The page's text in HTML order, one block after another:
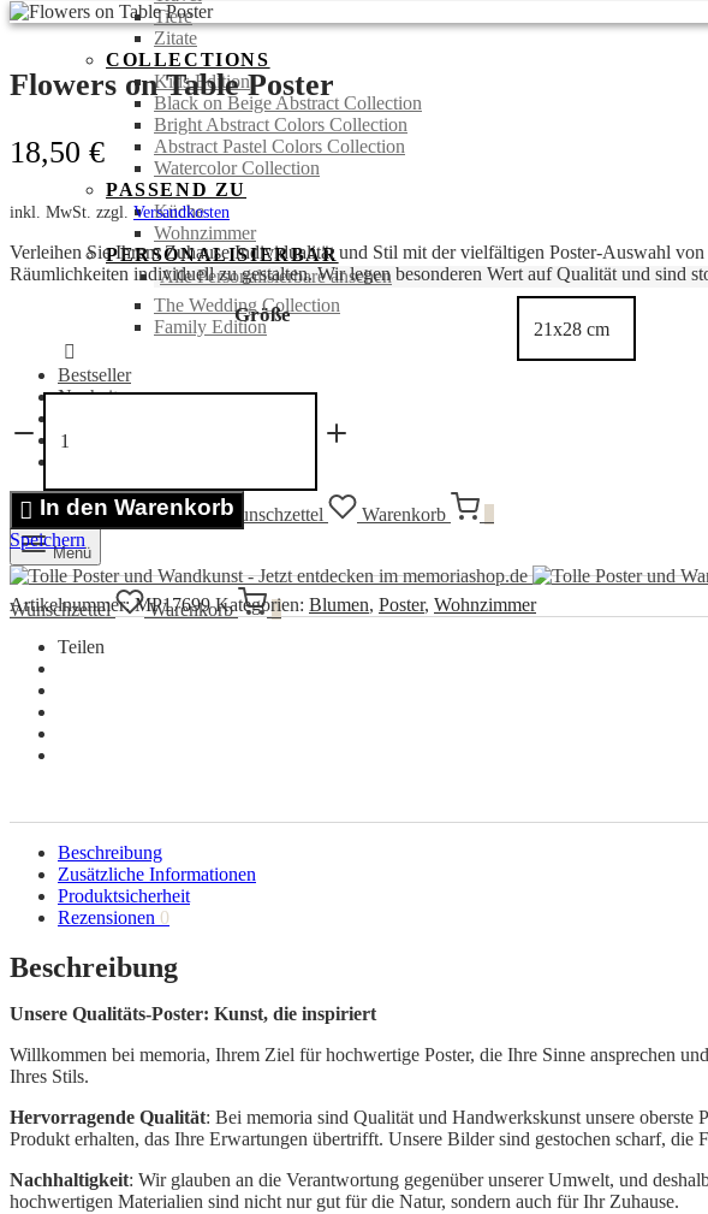
Tiere
Zitate
COLLECTIONS
Kids Edition
Black on Beige Abstract Collection
Bright Abstract Colors Collection
Abstract Pastel Colors Collection
Watercolor Collection
PASSEND ZU
Küche
Wohnzimmer
PERSONALISIERBAR
Alle Personalisierbare ansehen
The Wedding Collection
Family Edition
Bestseller
Neuheiten
Portraits
Anmelden Suchen Wunschzettel Warenkorb
Menü
Wunschzettel Warenkorb 0
Flowers on Table Poster
18,50 €
inkl. MwSt. zzgl. Versandkosten
Verleihen Sie Ihrem Zuhause Individualität und Stil mit der vielfältigen Poster-Auswahl
Räumlichkeiten individuell zu gestalten. Wir legen besonderen Wert auf Qualität und sind
Größe
Flowers
on
Table
Menge
In den Warenkorb
Speichern
Artikelnummer:MP17699 Kategorien: Blumen, Poster, Wohnzimmer
Teilen
Beschreibung
Zusätzliche Informationen
Produktsicherheit
Rezensionen 0
Beschreibung
Unsere Qualitäts-Poster: Kunst, die inspiriert
Willkommen bei memoria, Ihrem Ziel für hochwertige Poster, die Ihre Sinne ansprechen
Ihres Stils.
Hervorragende Qualität: Bei memoria sind Qualität und Handwerkskunst unsere oberste
Produkt erhalten, das Ihre Erwartungen übertrifft. Unsere Bilder sind gestochen scharf, die
Nachhaltigkeit: Wir glauben an die Verantwortung gegenüber unserer Umwelt, und
hochwertigen Materialien sind nicht nur gut für die Natur, sondern auch für Ihr Zuhause.